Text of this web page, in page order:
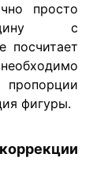
просто
с
посчитает
фигуры.